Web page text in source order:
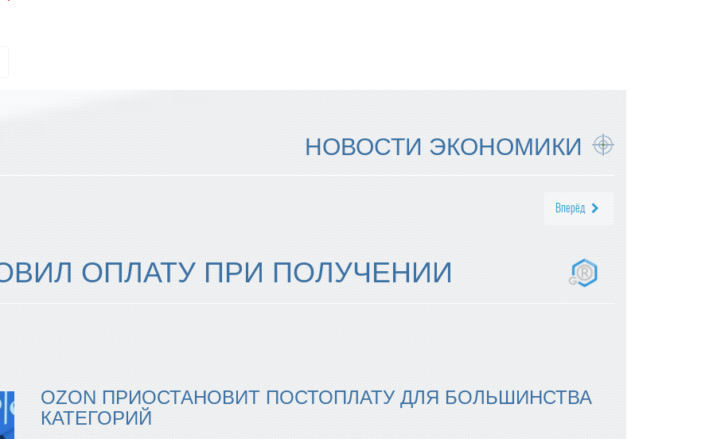
НОВОСТИ ЭКОНОМИКИ
Вперёд
ОПЛАТУ ПРИ ПОЛУЧЕНИИ
OZON ПРИОСТАНОВИТ ПОСТОПЛАТУ ДЛЯ БОЛЬШИНСТВА
КАТЕГОРИЙ